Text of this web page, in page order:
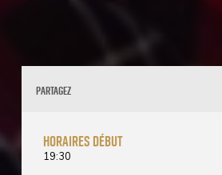
Partagez
horaires début
19:30